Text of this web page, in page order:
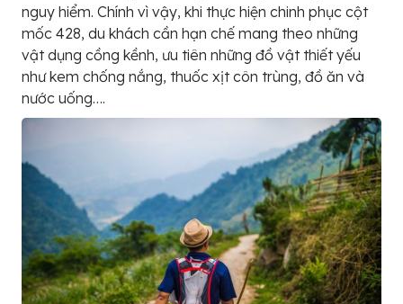
nguy hiểm. Chính vì vậy, khi thực hiện chinh phục cột
mốc 428, du khách cần hạn chế mang theo những
vật dụng cồng kềnh, ưu tiên những đồ vật thiết yếu
như kem chống nắng, thuốc xịt côn trùng, đồ ăn và
nước uống….